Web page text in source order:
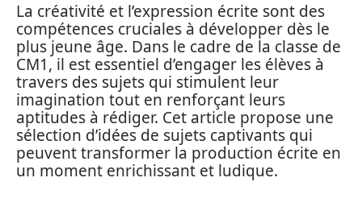
La créativité et l’expression écrite sont des
compétences cruciales à développer dès le
plus jeune âge. Dans le cadre de la classe de
CM1, il est essentiel d’engager les élèves à
travers des sujets qui stimulent leur
imagination tout en renforçant leurs
aptitudes à rédiger. Cet article propose une
sélection d’idées de sujets captivants qui
peuvent transformer la production écrite en
un moment enrichissant et ludique.